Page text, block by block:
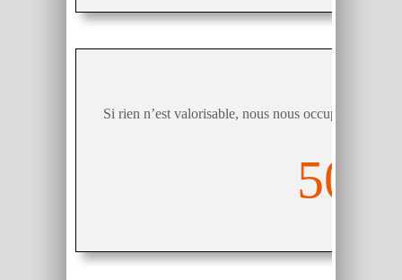
Si rien n’est valorisable, nous nous occupons de